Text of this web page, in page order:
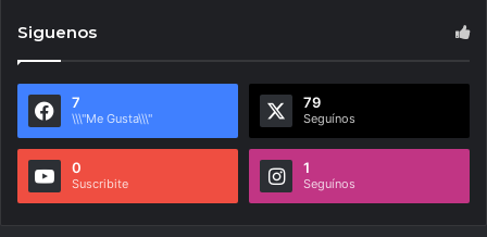
Siguenos
7
\\\"Me Gusta\\\"
79
Seguínos
0
Suscribite
1
Seguínos